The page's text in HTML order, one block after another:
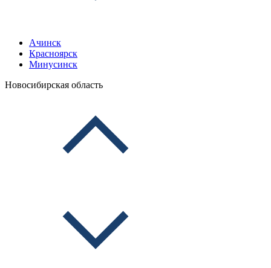
Ачинск
Красноярск
Минусинск
Новосибирская область